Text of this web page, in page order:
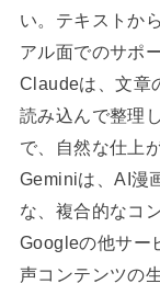
い。テキストか
アル面でのサポ
Claudeは、文章
読み込んで整理
で、自然な仕上
Geminiは、AI漫
な、複合的なコ
Googleの他サー
声コンテンツの